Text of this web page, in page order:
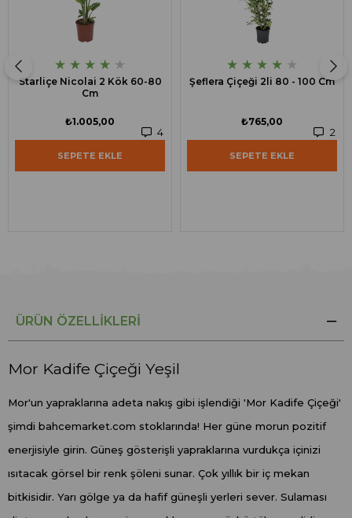
★ ★ ★ ★ ★
Starliçe Nicolai 2 Kök 60-80
Cm
4
₺1.005,00
SEPETE EKLE
★ ★ ★ ★ ★
Şeflera Çiçeği 2li 80 - 100 Cm
2
₺765,00
SEPETE EKLE
ÜRÜN ÖZELLIKLERI
Mor Kadife Çiçeği Yeşil
Mor'un yapraklarına adeta nakış gibi işlendiği 'Mor Kadife Çiçeği'
şimdi bahcemarket.com stoklarında! Her güne morun pozitif
enerjisiyle girin. Güneş gösterişli yapraklarına vurdukça içinizi
ısıtacak görsel bir renk şöleni sunar. Çok yıllık bir iç mekan
bitkisidir. Yarı gölge ya da hafif güneşli yerleri sever. Sulaması